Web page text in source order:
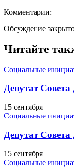
Комментарии:
Обсуждение
Читайте
Социальные
Депутат
15 сентября
Социальные
Депутат
15 сентября
Социальные